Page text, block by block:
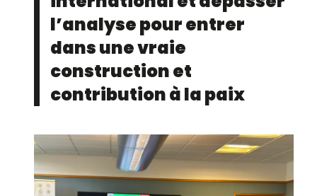
l’analyse pour entrer
dans une vraie
construction et
contribution à la paix